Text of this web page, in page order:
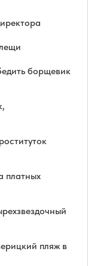
борщевик
платных
пляж в